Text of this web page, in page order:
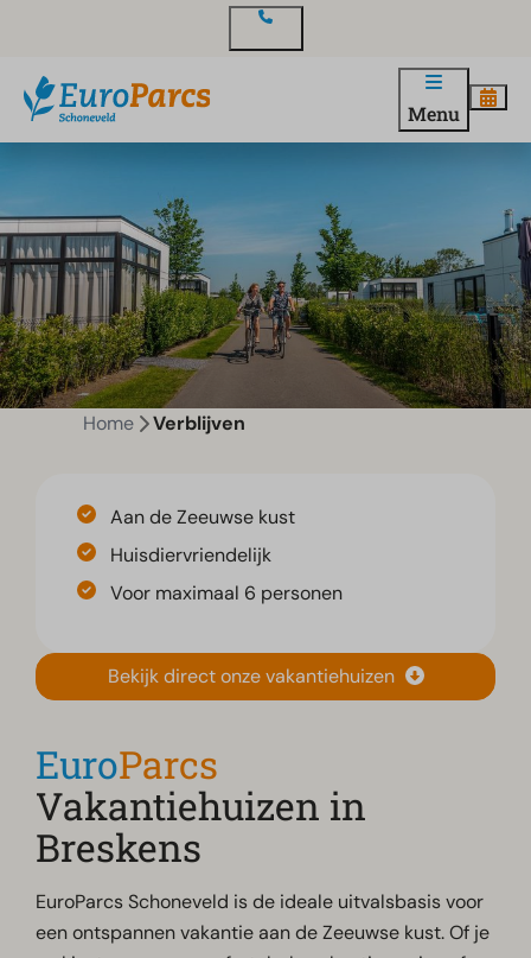
Menu
Home Verblijven
Aan de Zeeuwse kust
Huisdiervriendelijk
Voor maximaal 6 personen
Bekijk direct onze vakantiehuizen
EuroParcs
Vakantiehuizen in
Breskens
EuroParcs Schoneveld is de ideale uitvalsbasis voor
een ontspannen vakantie aan de Zeeuwse kust. Of je